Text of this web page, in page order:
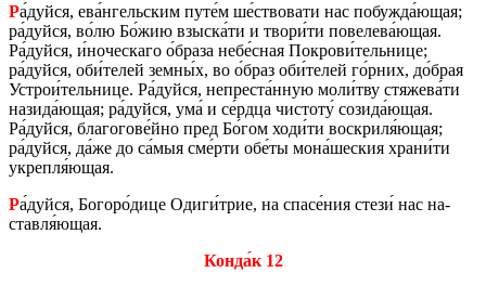
Ра́дуйся, ева́нгель­ским путе́м ше́ство­ва­ти нас по­буж­да́ющая;
ра́дуйся, во́лю Бо́жию взыс­ка́ти и твори́ти по­ве­ле­ва́ющая.
Ра́дуйся, и́но­че­ска­го о́браза небе́сная По­кро­ви́тель­ни­це;
ра́дуйся, оби́телей земны́х, во о́браз оби́телей го́рних, до́брая
Устрои́тель­ни­це. Ра́дуйся, непре­ста́нную моли́тву стя­же­ва́ти
на­зи­да́ющая; ра́дуйся, ума́ и се́рдца чи­сто­ту́ со­зи­да́ющая.
Ра́дуйся, бла­го­го­ве́йно пред Бо́гом ходи́ти вос­кри­ля́ющая;
ра́дуйся, да́же до са́мыя сме́рти обе́ты мона́ше­ския храни́ти
укреп­ля́ющая.
Ра́дуйся, Бо­го­ро́дице Одиги́трие, на спасе́ния стези́ нас на­
став­ля́ющая.
Конда́к 12